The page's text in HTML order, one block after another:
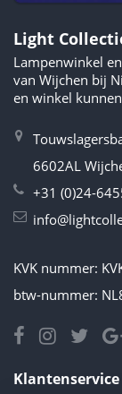
Light
Lampenwinkel
van Wijchen bij
en winkel
6602AL
+31 (0)24-
KVK nummer:
btw-nummer:
Klantenservice